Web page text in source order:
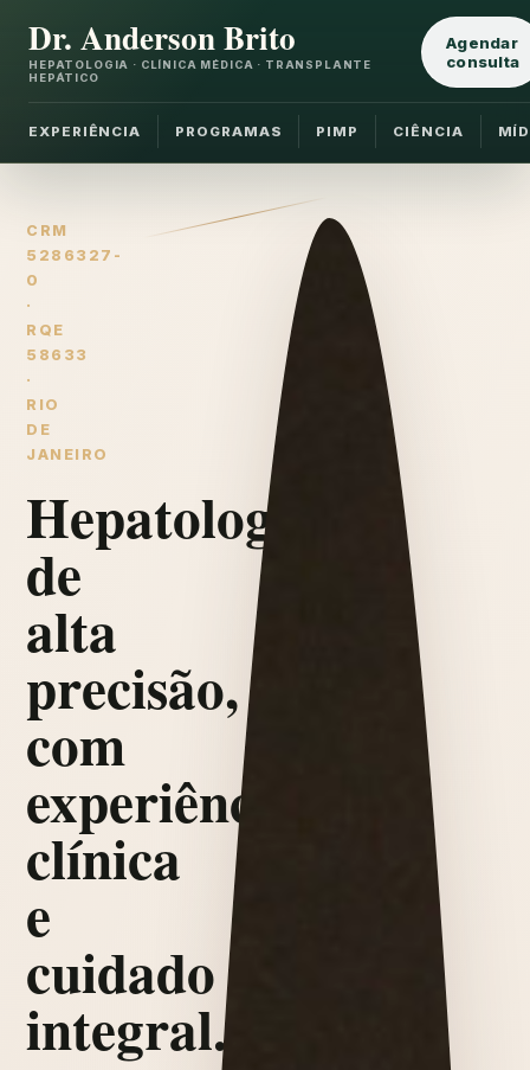
Dr. Anderson Brito
HEPATOLOGIA · CLÍNICA MÉDICA · TRANSPLANTE
HEPÁTICO
EXPERIÊNCIA PROGRAMAS PIMP CIÊNCIA
Agendar
consulta
CRM
5286327-
0
·
RQE
58633
·
RIO
DE
JANEIRO
Hepatologia
de
alta
precisão,
com
experiência
clínica
e
cuidado
integral.